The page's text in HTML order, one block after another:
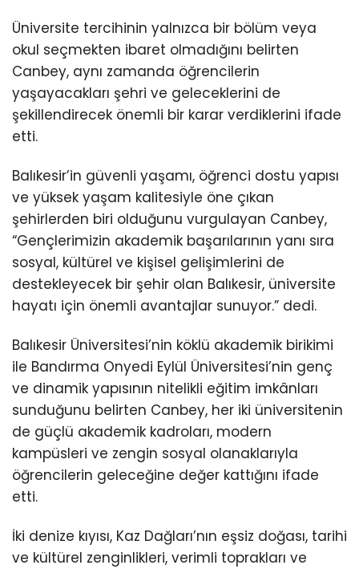
Üniversite tercihinin yalnızca bir bölüm veya
okul seçmekten ibaret olmadığını belirten
Canbey, aynı zamanda öğrencilerin
yaşayacakları şehri ve geleceklerini de
şekillendirecek önemli bir karar verdiklerini ifade
etti.
Balıkesir’in güvenli yaşamı, öğrenci dostu yapısı
ve yüksek yaşam kalitesiyle öne çıkan
şehirlerden biri olduğunu vurgulayan Canbey,
“Gençlerimizin akademik başarılarının yanı sıra
sosyal, kültürel ve kişisel gelişimlerini de
destekleyecek bir şehir olan Balıkesir, üniversite
hayatı için önemli avantajlar sunuyor.” dedi.
Balıkesir Üniversitesi’nin köklü akademik birikimi
ile Bandırma Onyedi Eylül Üniversitesi’nin genç
ve dinamik yapısının nitelikli eğitim imkânları
sunduğunu belirten Canbey, her iki üniversitenin
de güçlü akademik kadroları, modern
kampüsleri ve zengin sosyal olanaklarıyla
öğrencilerin geleceğine değer kattığını ifade
etti.
İki denize kıyısı, Kaz Dağları’nın eşsiz doğası, tarihi
ve kültürel zenginlikleri, verimli toprakları ve